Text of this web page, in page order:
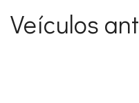
Veículos